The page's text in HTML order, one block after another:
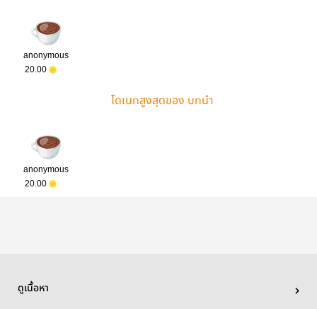
anonymous
20.00
โดเนทสูงสุดของ บทนำ
anonymous
20.00
ดูเนื้อหา